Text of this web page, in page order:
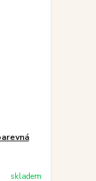
skladem